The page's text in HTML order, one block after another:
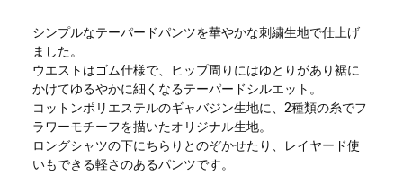
シンプルなテーパードパンツを華やかな刺繍生地で仕上げ
ました。
ウエストはゴム仕様で、ヒップ周りにはゆとりがあり裾に
かけてゆるやかに細くなるテーパードシルエット。
コットンポリエステルのギャバジン生地に、2種類の糸でフ
ラワーモチーフを描いたオリジナル生地。
ロングシャツの下にちらりとのぞかせたり、レイヤード使
いもできる軽さのあるパンツです。